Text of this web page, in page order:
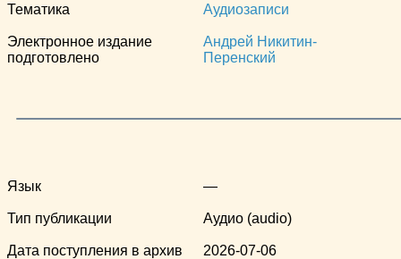
Тематика Аудиозаписи
Электронное издание
подготовлено
Андрей Никитин-
Перенский
Язык —
Тип публикации Аудио (audio)
Дата поступления в архив 2026-07-06